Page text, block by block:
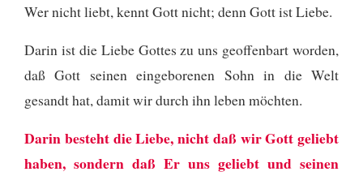
Wer nicht liebt, kennt Gott nicht; denn Gott ist Liebe.
Darin ist die Liebe Gottes zu uns geoffenbart worden,
daß Gott seinen eingeborenen Sohn in die Welt
gesandt hat, damit wir durch ihn leben möchten.
Darin besteht die Liebe, nicht daß wir Gott geliebt
haben, sondern daß Er uns geliebt und seinen